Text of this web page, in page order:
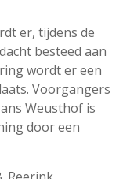
er, tijdens de
besteed aan
wordt er een
Voorgangers
Weusthof is
door een